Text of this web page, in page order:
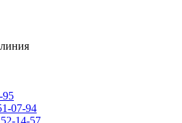
95
07-94
14-57